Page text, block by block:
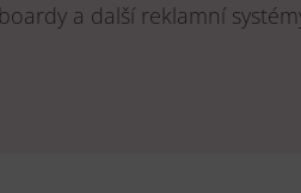
a další reklamní